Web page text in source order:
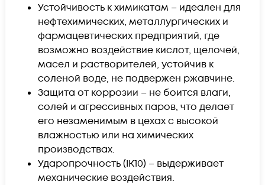
​Устойчивость к химикатам – идеален для
нефтехимических, металлургических и
фармацевтических предприятий, где
возможно воздействие кислот, щелочей,
масел и растворителей, устойчив к
соленой воде, не подвержен ржавчине.
Защита от коррозии – не боится влаги,
солей и агрессивных паров, что делает
его незаменимым в цехах с высокой
влажностью или на химических
производствах.
Ударопрочность (IK10) – выдерживает
механические воздействия.